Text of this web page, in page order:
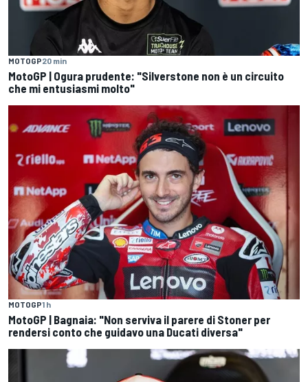
MOTOGP20 min
MotoGP | Ogura prudente: "Silverstone non è un circuito
che mi entusiasmi molto"
MOTOGP1 h
MotoGP | Bagnaia: "Non serviva il parere di Stoner per
rendersi conto che guidavo una Ducati diversa"